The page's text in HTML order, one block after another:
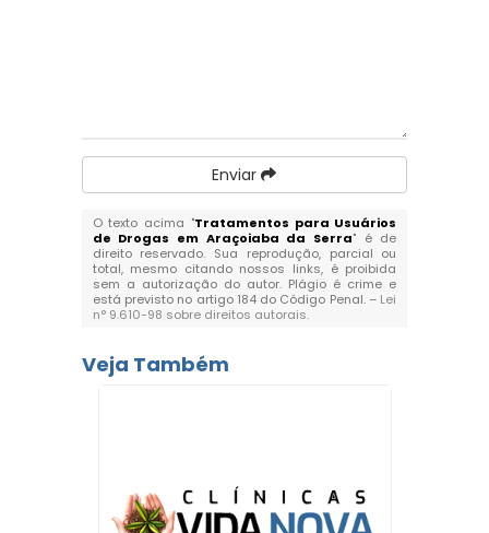
Enviar
O texto acima "Tratamentos para Usuários
de Drogas em Araçoiaba da Serra" é de
direito reservado. Sua reprodução, parcial ou
total, mesmo citando nossos links, é proibida
sem a autorização do autor. Plágio é crime e
está previsto no artigo 184 do Código Penal. – Lei
n° 9.610-98 sobre direitos autorais.
Veja Também